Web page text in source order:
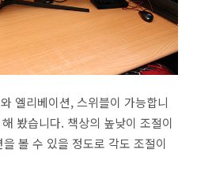
엘리베이션, 스위블이 가능합니
봤습니다. 책상의 높낮이 조절이
볼 수 있을 정도로 각도 조절이